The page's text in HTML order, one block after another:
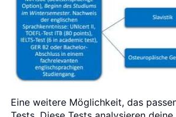
Eine weitere Möglichkeit, das